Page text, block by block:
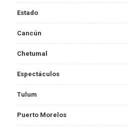
Estado
Cancún
Chetumal
Espectáculos
Tulum
Puerto Morelos